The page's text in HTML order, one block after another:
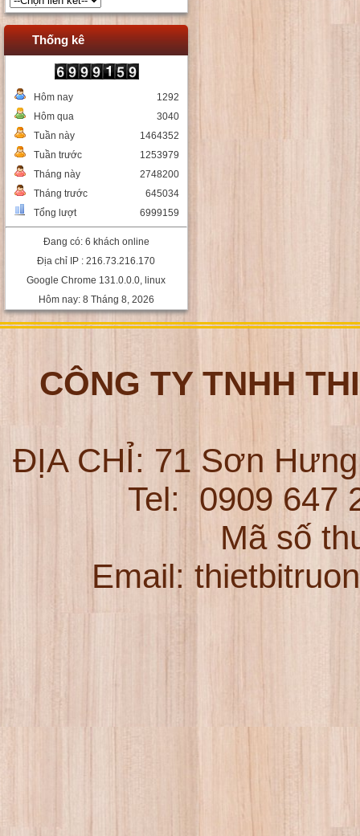
Thống kê
Hôm nay
1292
Hôm qua
3040
Tuần này
1464352
Tuần trước
1253979
Tháng này
2748200
Tháng trước
645034
Tổng lượt
6999159
Đang có: 6 khách online
Địa chỉ IP : 216.73.216.170
Google Chrome 131.0.0.0, linux
Hôm nay: 8 Tháng 8, 2026
CÔNG TY TNHH
ĐỊA CHỈ: 71 Sơn
Tel: 0909
Mã số
Email: